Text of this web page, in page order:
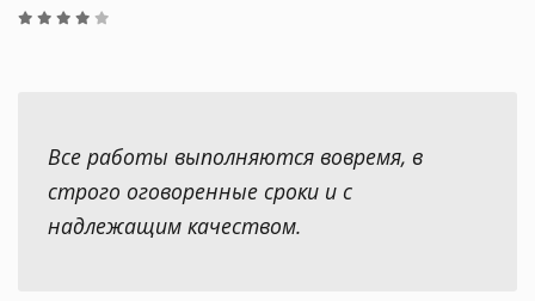
Все работы выполняются вовремя, в
строго оговоренные сроки и с
надлежащим качеством.